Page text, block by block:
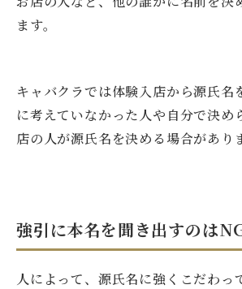
ます。
キャバクラでは体験入店から源氏名
に考えていなかった人や自分で決め
店の人が源氏名を決める場合があり
強引に本名を聞き出すのは
人によって、源氏名に強くこだわっ